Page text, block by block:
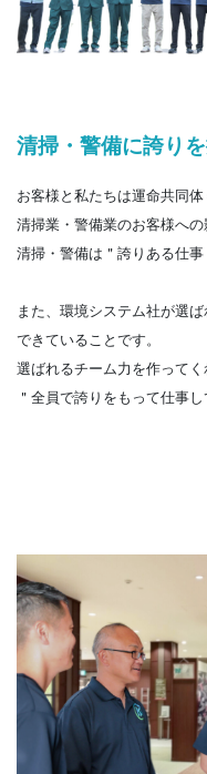
清掃・警備に誇り
お客様と私たちは運命共同
清掃業・警備業のお客様へ
清掃・警備は＂誇りある仕事
また、環境システム社が選
できていることです。
選ばれるチーム力を作ってく
＂全員で誇りをもって仕事